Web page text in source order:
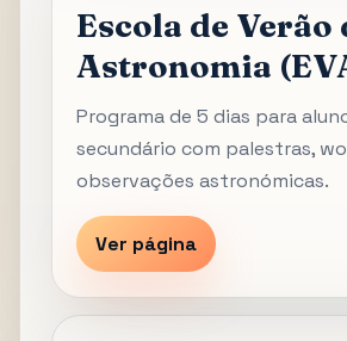
Escola de Verão
Astronomia
Programa de 5 dias para
secundário com palestras,
observações astronómicas.
Ver página